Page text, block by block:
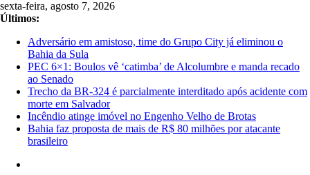
Pular
para
conteúdo
sexta-feira, agosto 7, 2026
Últimos:
Adversário em amistoso, time do Grupo City já eliminou o
Bahia da Sula
PEC 6×1: Boulos vê ‘catimba’ de Alcolumbre e manda recado
ao Senado
Trecho da BR-324 é parcialmente interditado após acidente com
morte em Salvador
Incêndio atinge imóvel no Engenho Velho de Brotas
Bahia faz proposta de mais de R$ 80 milhões por atacante
brasileiro